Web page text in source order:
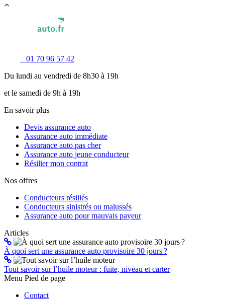
01 70 96 57 42
Du lundi au vendredi de 8h30 à 19h
et le samedi de 9h à 19h
En savoir plus
Devis assurance auto
Assurance auto immédiate
Assurance auto pas cher
Assurance auto jeune conducteur
Résilier mon contrat
Nos offres
Conducteurs résiliés
Conducteurs sinistrés ou malussés
Assurance auto pour mauvais payeur
Articles
À quoi sert une assurance auto provisoire 30 jours ?
Tout savoir sur l’huile moteur : fuite, niveau et carter
Menu Pied de page
Contact